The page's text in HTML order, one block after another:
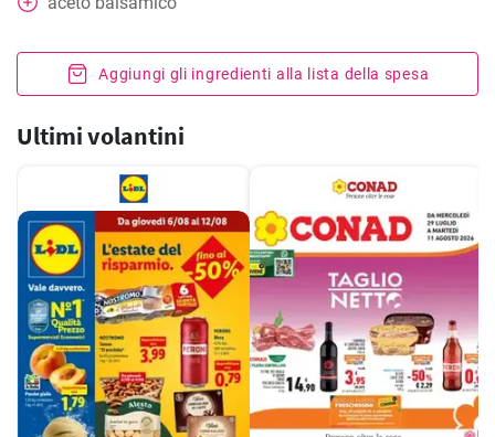
Aggiungi gli ingredienti alla lista della spesa
Ultimi volantini